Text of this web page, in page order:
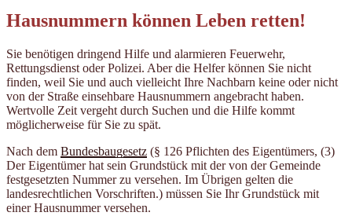
Hausnummern können Leben retten!
Sie benötigen dringend Hilfe und alarmieren Feuerwehr,
Rettungsdienst oder Polizei. Aber die Helfer können Sie nicht
finden, weil Sie und auch vielleicht Ihre Nachbarn keine oder nicht
von der Straße einsehbare Hausnummern angebracht haben.
Wertvolle Zeit vergeht durch Suchen und die Hilfe kommt
möglicherweise für Sie zu spät.
Nach dem Bundesbaugesetz (§ 126 Pflichten des Eigentümers, (3)
Der Eigentümer hat sein Grundstück mit der von der Gemeinde
festgesetzten Nummer zu versehen. Im Übrigen gelten die
landesrechtlichen Vorschriften.) müssen Sie Ihr Grundstück mit
einer Hausnummer versehen.